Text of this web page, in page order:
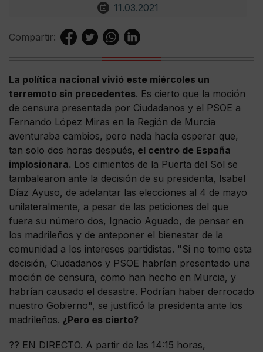
11.03.2021
Compartir:
La política nacional vivió este miércoles un
terremoto sin precedentes. Es cierto que la moción
de censura presentada por Ciudadanos y el PSOE a
Fernando López Miras en la Región de Murcia
aventuraba cambios, pero nada hacía esperar que,
tan solo dos horas después, el centro de España
implosionara. Los cimientos de la Puerta del Sol se
tambalearon ante la decisión de su presidenta, Isabel
Díaz Ayuso, de adelantar las elecciones al 4 de mayo
unilateralmente, a pesar de las peticiones del que
fuera su número dos, Ignacio Aguado, de pensar en
los madrileños y de anteponer el bienestar de la
comunidad a los intereses partidistas. "Si no tomo esta
decisión, Ciudadanos y PSOE habrían presentado una
moción de censura, como han hecho en Murcia, y
habrían causado el desastre. Podrían haber derrocado
nuestro Gobierno", se justificó la presidenta ante los
madrileños. ¿Pero es cierto?
?? EN DIRECTO. A partir de las 14:15 horas,